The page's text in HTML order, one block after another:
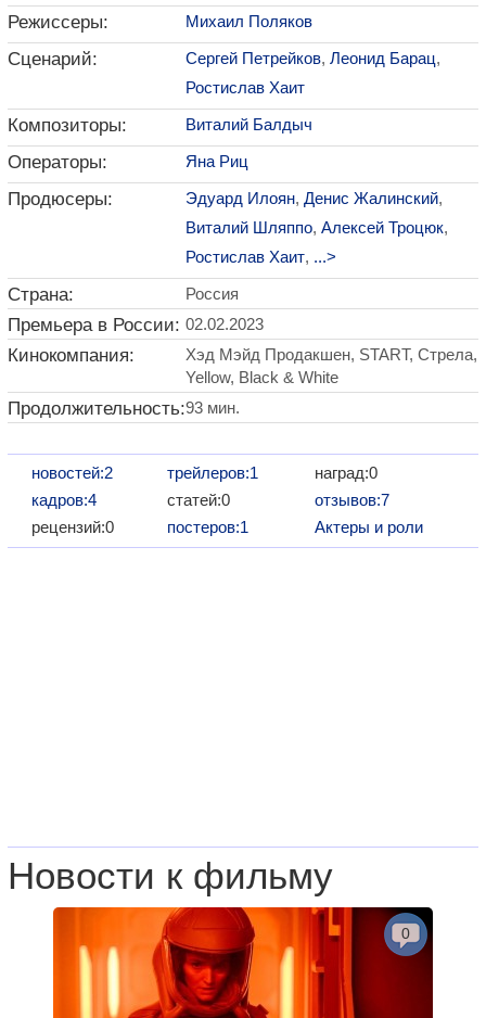
Режиссеры: Михаил Поляков
Сценарий: Сергей Петрейков, Леонид Барац,
Ростислав Хаит
Композиторы: Виталий Балдыч
Операторы: Яна Риц
Продюсеры: Эдуард Илоян, Денис Жалинский,
Виталий Шляппо, Алексей Троцюк,
Ростислав Хаит, ...>
Страна: Россия
Премьера в России: 02.02.2023
Кинокомпания:
Хэд Мэйд Продакшен, START, Стрела,
Yellow, Black & White
Продолжительность:93 мин.
новостей:2
кадров:4
рецензий:0
трейлеров:1
статей:0
постеров:1
наград:0
отзывов:7
Актеры и роли
Новости к фильму
0